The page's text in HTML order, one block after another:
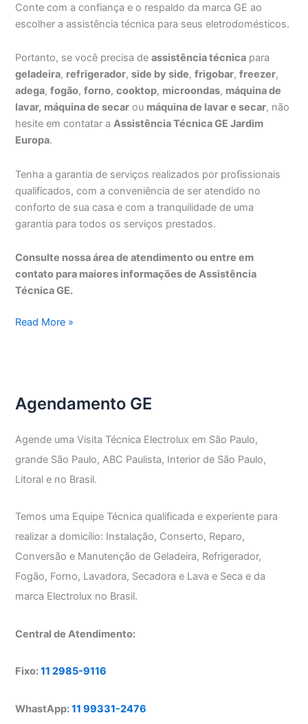
Conte com a confiança e o respaldo da marca GE ao
escolher a assistência técnica para seus eletrodomésticos.
Portanto, se você precisa deassistência técnica para
geladeira, refrigerador,side by side,frigobar,freezer,
adega,fogão,forno,cooktop, microondas, máquina de
lavar, máquina de secar ou máquina de lavar e secar, não
hesite em contatar aAssistência Técnica GE Jardim
Europa.
Tenha a garantia de serviços realizados por profissionais
qualificados, com a conveniência de ser atendido no
conforto de sua casa e com a tranquilidade de uma
garantia para todos os serviços prestados.
Consulte nossa área de atendimento ou entre em
contato para maiores informações de Assistência
Técnica GE.
Assistência
Read More »
Agendamento GE
Agende uma Visita Técnica Electrolux em São Paulo,
grande São Paulo, ABC Paulista, Interior de São Paulo,
Litoral e no Brasil.
Temos uma Equipe Técnica qualificada e experiente para
realizar a domicílio: Instalação, Conserto, Reparo,
Conversão e Manutenção de Geladeira, Refrigerador,
Fogão, Forno, Lavadora, Secadora e Lava e Seca e da
marca Electrolux no Brasil.
Central de Atendimento:
Fixo:11 2985-9116
WhastApp:11 99331-2476